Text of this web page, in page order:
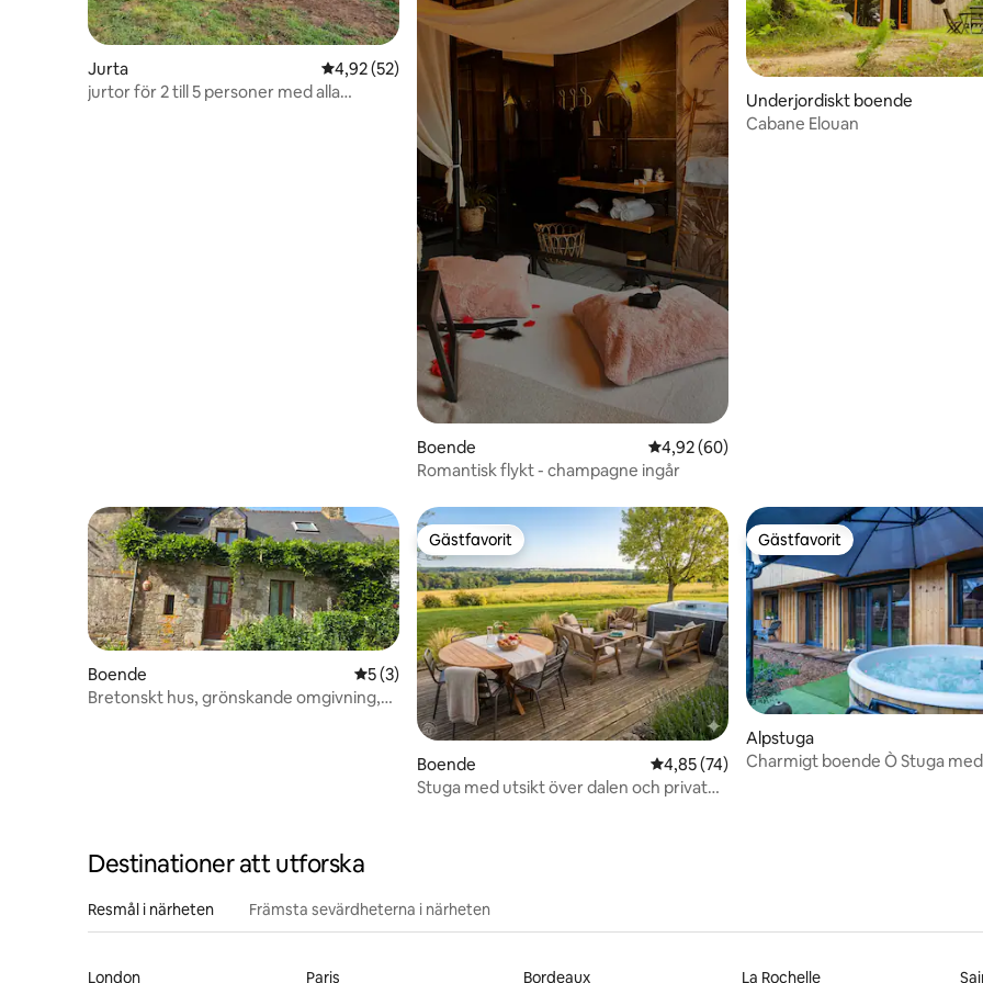
Jurta 4,92 av 5 i genomsnittligt betyg, 52 omdömen
4,92 (52)
jurtor för 2 till 5 personer med alla
Boende 4,92 av 5 i genomsnittligt betyg, 60
4,92 (60)
Romantisk flykt - champagne ingår
Underjordiskt boende
Cabane Elouan
Boende 5 av 5 i genomsnittligt betyg, 3 omdömen
5 (3)
Bretonskt hus, grönskande omgivning,
Gästfavorit
Gästfavorit
Boende 4,85 av 5 i genomsnittligt betyg, 74
4,85 (74)
Stuga med utsikt över dalen och privat
Gästfavorit
Gästfavorit
Alpstuga
Charmigt boende Ò Stuga
Destinationer att utforska
Resmål i närheten Främsta sevärdheterna i närheten
London Paris Bordeaux La Rochelle